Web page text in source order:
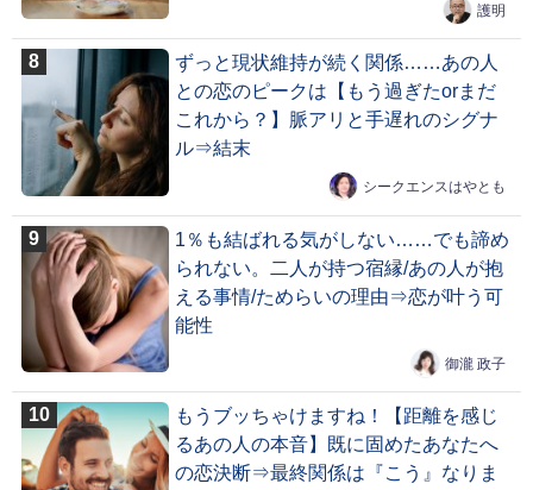
護明
ずっと現状維持が続く関係……あの人
との恋のピークは【もう過ぎたorまだ
これから？】脈アリと手遅れのシグナ
ル⇒結末
シークエンスはやとも
1％も結ばれる気がしない……でも諦め
られない。二人が持つ宿縁/あの人が抱
える事情/ためらいの理由⇒恋が叶う可
能性
御瀧 政子
もうブッちゃけますね！【距離を感じ
るあの人の本音】既に固めたあなたへ
の恋決断⇒最終関係は『こう』なりま